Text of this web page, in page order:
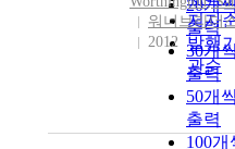
저자
발행
관순
20개
출력
30개
출력
50개
출력
100개
워너브라더
2012